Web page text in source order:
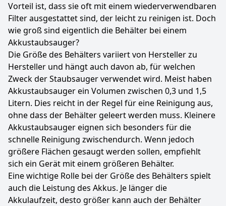
Vorteil ist, dass sie oft mit einem wiederverwendbaren
Filter ausgestattet sind, der leicht zu reinigen ist. Doch
wie groß sind eigentlich die Behälter bei einem
Akkustaubsauger?
Die Größe des Behälters variiert von Hersteller zu
Hersteller und hängt auch davon ab, für welchen
Zweck der Staubsauger verwendet wird. Meist haben
Akkustaubsauger ein Volumen zwischen 0,3 und 1,5
Litern. Dies reicht in der Regel für eine Reinigung aus,
ohne dass der Behälter geleert werden muss. Kleinere
Akkustaubsauger eignen sich besonders für die
schnelle Reinigung zwischendurch. Wenn jedoch
größere Flächen gesaugt werden sollen, empfiehlt
sich ein Gerät mit einem größeren Behälter.
Eine wichtige Rolle bei der Größe des Behälters spielt
auch die Leistung des Akkus. Je länger die
Akkulaufzeit, desto größer kann auch der Behälter